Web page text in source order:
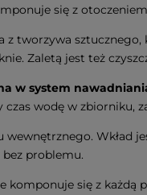
się z
z tworzywa
Zaletą jest też
w system
czas wodę w
wewnętrznego.
problemu.
komponuje się z każdą